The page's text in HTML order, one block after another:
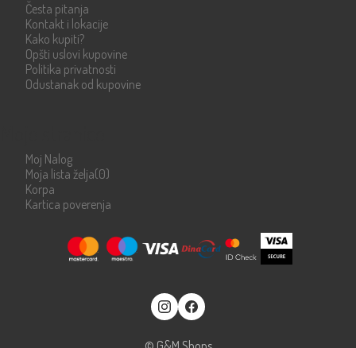
Česta pitanja
Kontakt i lokacije
Kako kupiti?
Opšti uslovi kupovine
Politika privatnosti
Odustanak od kupovine
Moj Nalog
Moja lista želja(0)
Korpa
Kartica poverenja